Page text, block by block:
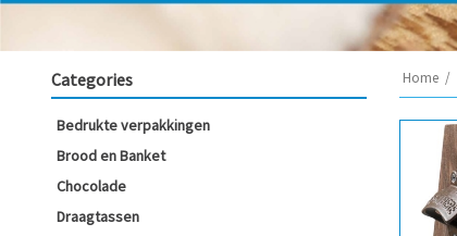
Categories
Bedrukte verpakkingen
Brood en Banket
Chocolade
Draagtassen
Home /